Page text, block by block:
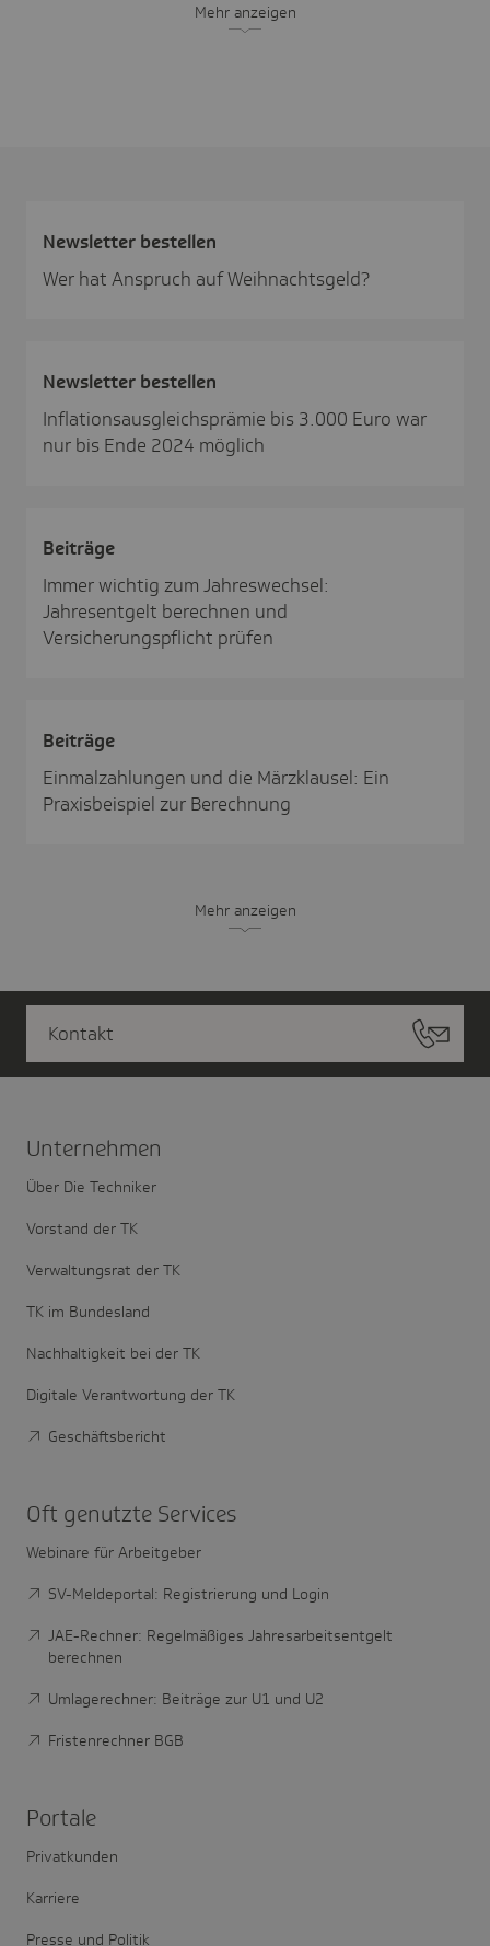
Mehr anzeigen
News­letter bestellen
Wer hat Anspruch auf Weihnachtsgeld?
News­letter bestellen
Inflationsausgleichsprämie bis 3.000 Euro war
nur bis Ende 2024 möglich
Beiträge
Immer wichtig zum Jahreswechsel:
Jahresentgelt berechnen und
Versicherungspflicht prüfen
Beiträge
Einmalzahlungen und die Märzklausel: Ein
Praxisbeispiel zur Berechnung
Mehr anzeigen
Kontakt
Unter­nehmen
Über Die Techniker
Vorstand der TK
Verwaltungsrat der TK
TK im Bundesland
Nachhaltigkeit bei der TK
Digitale Verantwortung der TK
Geschäftsbericht
Oft genutzte Services
Webinare für Arbeitgeber
SV-Meldeportal: Registrierung und Login
JAE-Rechner: Regelmäßiges Jahresarbeitsentgelt
berechnen
Umlagerechner: Beiträge zur U1 und U2
Fristenrechner BGB
Portale
Privatkunden
Karriere
Presse und Politik